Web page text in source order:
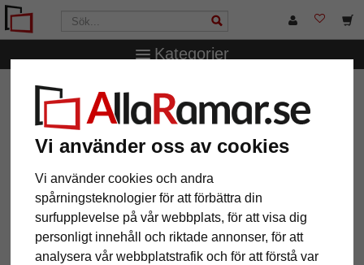
Vi använder oss av cookies
Vi använder cookies och andra
spårningsteknologier för att förbättra din
surfupplevelse på vår webbplats, för att visa dig
personligt innehåll och riktade annonser, för att
analysera vår webbplatstrafik och för att förstå var
Kategorier
AllaRamar.se Ramtyp
Ram med textfält